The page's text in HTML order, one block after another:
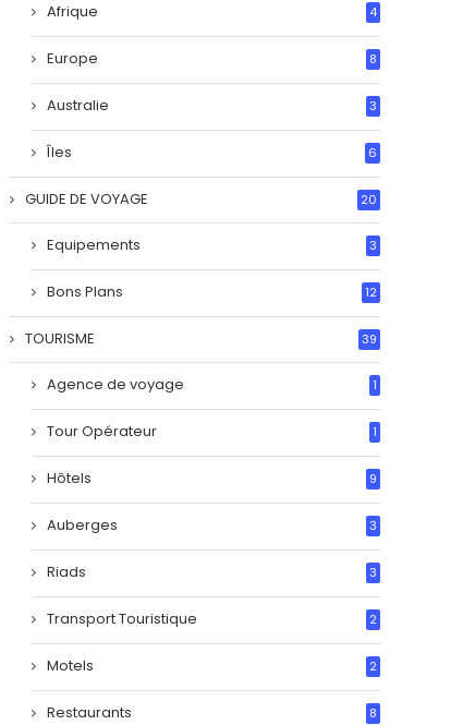
Afrique 4
Europe 8
Australie 3
Îles 6
GUIDE DE VOYAGE 20
Equipements 3
Bons Plans 12
TOURISME 39
Agence de voyage 1
Tour Opérateur 1
Hôtels 9
Auberges 3
Riads 3
Transport Touristique 2
Motels 2
Restaurants 8